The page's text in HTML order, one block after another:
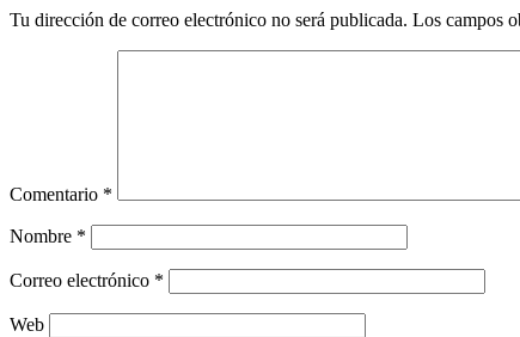
Tu dirección de correo electrónico no será publicada. Los campos
Comentario *
Nombre *
Correo electrónico *
Web